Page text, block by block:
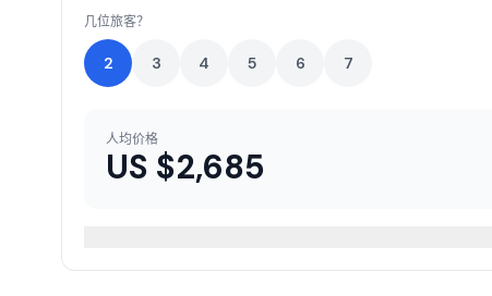
几位旅客？
2 3 4 5 6 7
人均价格
US $2,685